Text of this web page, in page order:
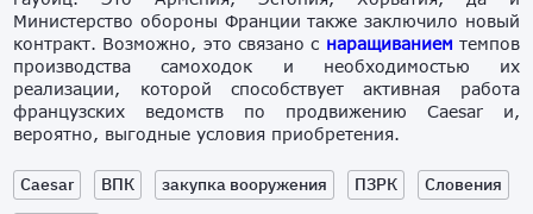
Министерство обороны Франции также заключило новый
контракт. Возможно, это связано с наращиванием темпов
производства самоходок и необходимостью их
реализации, которой способствует активная работа
французских ведомств по продвижению Caesar и,
вероятно, выгодные условия приобретения.
Caesar ВПК закупка вооружения ПЗРК
Словения